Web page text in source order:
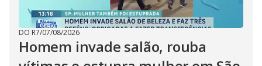
DO R7/07/08/2026
Homem invade salão, rouba